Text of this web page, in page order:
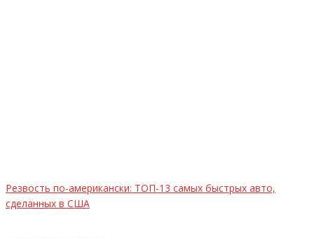
Резвость по-американски: ТОП-13 самых быстрых авто,
сделанных в США